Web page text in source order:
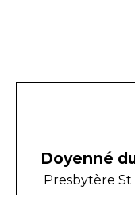
Doyenné
Presbytère St